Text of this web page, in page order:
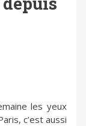
les yeux
c’est aussi